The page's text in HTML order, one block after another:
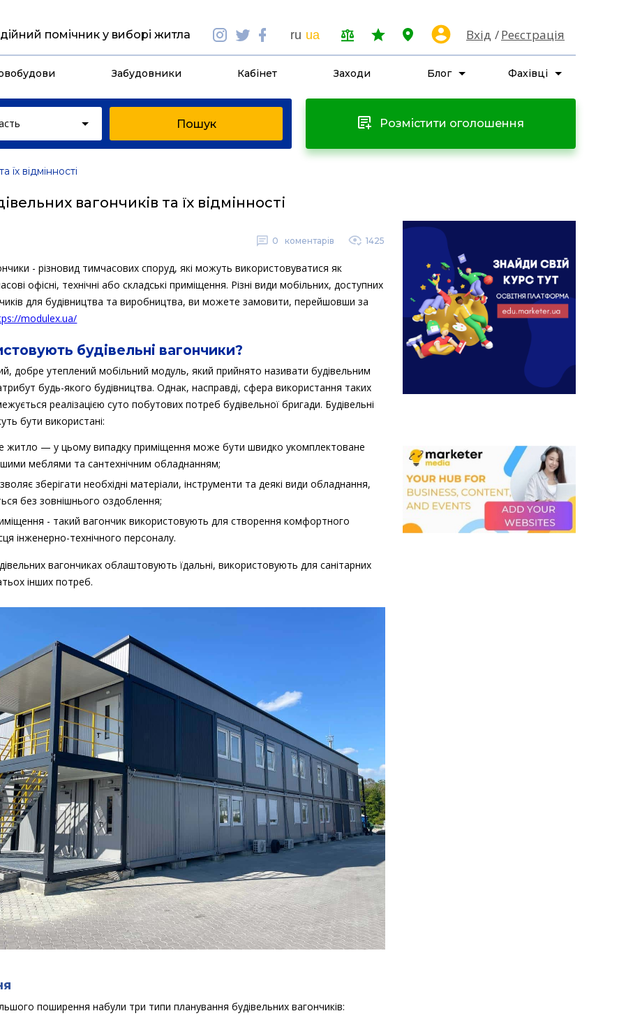
помічник у виборі житла ru ua Вхід Реєстрація
Забудовники Кабінет Заходи Блог Фахівці
Розмістити оголошення
їх відмінності
вагончиків та їх відмінності
0 коментарів 1425
- різновид тимчасових споруд, які можуть використовуватися як
офісні, технічні або складські приміщення. Різні види мобільних, доступних
для будівництва та виробництва, ви можете замовити, перейшовши за
modulex.ua/
будівельні вагончики?
добре утеплений мобільний модуль, який прийнято називати будівельним
будь-якого будівництва. Однак, насправді, сфера використання таких
реалізацією суто побутових потреб будівельної бригади. Будівельні
бути використані:
житло — у цьому випадку приміщення може бути швидко укомплектоване
меблями та сантехнічним обладнанням;
зберігати необхідні матеріали, інструменти та деякі види обладнання,
без зовнішнього оздоблення;
- такий вагончик використовують для створення комфортного
інженерно-технічного персоналу.
вагончиках облаштовують їдальні, використовують для санітарних
інших потреб.
поширення набули три типи планування будівельних вагончиків: